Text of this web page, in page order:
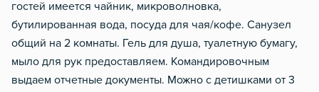
гостей имеется чайник, микроволновка,
бутилированная вода, посуда для чая/кофе. Санузел
общий на 2 комнаты. Гель для душа, туалетную бумагу,
мыло для рук предоставляем. Командировочным
выдаем отчетные документы. Можно с детишками от 3